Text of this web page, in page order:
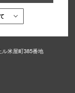
米屋町385番地